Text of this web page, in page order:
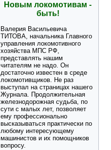
Новым локомотивам -
быть!
Валерия Васильевича
ТИТОВА, начальника Главного
управления локомотивного
хозяйства МПС РФ,
представлять нашим
читателям не надо. Он
достаточно известен в среде
локомотивщиков. Не раз
выступал на страницах нашего
Журнала. Продолжительная
железнодорожная судьба, по
сути с малых лет, позволяет
ему профессионально
высказываться практически по
любому интересующему
машинистов и их помощников
вопросу.